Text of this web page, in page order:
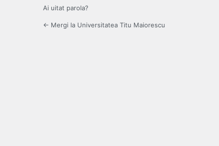
Ai uitat parola?
← Mergi la Universitatea Titu Maiorescu